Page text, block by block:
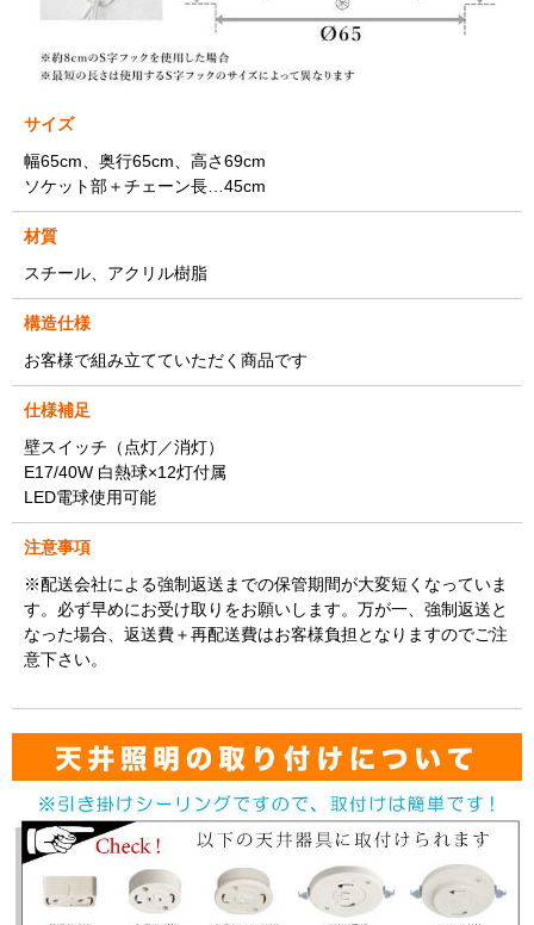
サイズ
幅65cm、奥行65cm、高さ69cm
ソケット部＋チェーン長…45cm
材質
スチール、アクリル樹脂
構造仕様
お客様で組み立てていただく商品です
仕様補足
壁スイッチ（点灯／消灯）
E17/40W 白熱球×12灯付属
LED電球使用可能
注意事項
※配送会社による強制返送までの保管期間が大変短くなっていま
す。必ず早めにお受け取りをお願いします。万が一、強制返送と
なった場合、返送費＋再配送費はお客様負担となりますのでご注
意下さい。